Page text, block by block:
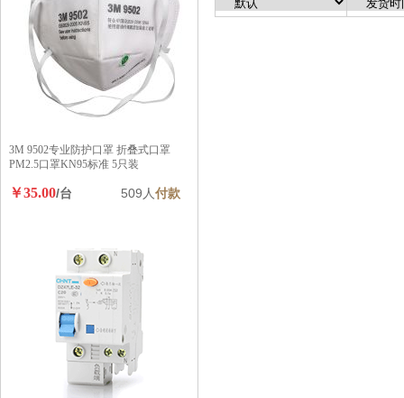
3M 9502专业防护口罩 折叠式口罩
PM2.5口罩KN95标准 5只装
￥35.00/台 509人付款